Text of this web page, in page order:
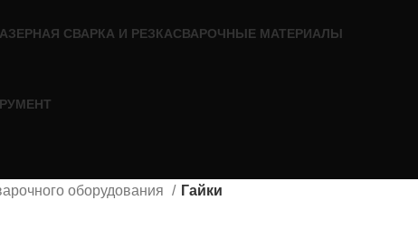
СВАРКА И РЕЗКАСВАРОЧНЫЕ МАТЕРИАЛЫ
оборудования
Гайки